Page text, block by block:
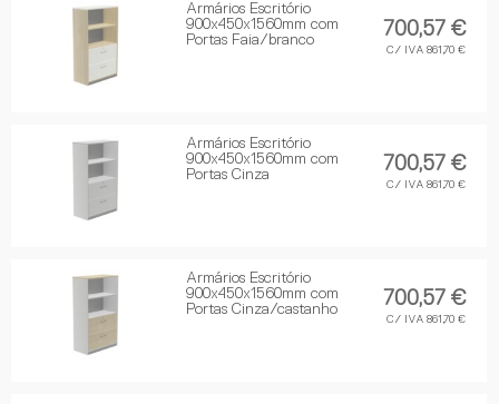
Armários Escritório
900x450x1560mm com
Portas Faia/branco
700,57 €
C/ IVA 861,70 €
Armários Escritório
900x450x1560mm com
Portas Cinza
700,57 €
C/ IVA 861,70 €
Armários Escritório
900x450x1560mm com
Portas Cinza/castanho
700,57 €
C/ IVA 861,70 €